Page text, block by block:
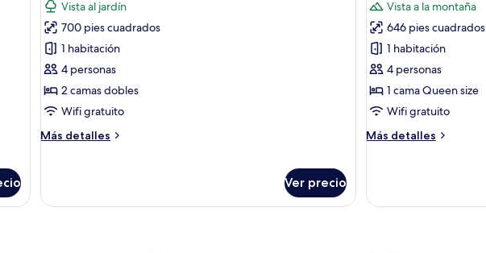
las
fotos
de
Grand
Suite
Vinarium
Vista al jardín
700 pies cuadrados
1 habitación
4 personas
2 camas dobles
Wifi gratuito
Más detalles
Más
Vinarium
Ver precio
las
fotos
de
Grand
Suite
Aetneum
Vista a la montaña
646 pies cuadrados
1 habitación
4 personas
1 cama Queen size
Wifi gratuito
Más detalles
Más
Aetneum